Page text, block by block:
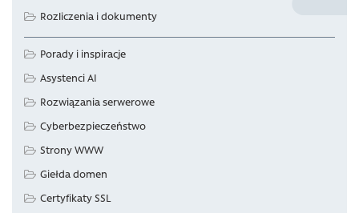
Rozliczenia i dokumenty
Porady i inspiracje
Asystenci AI
Rozwiązania serwerowe
Cyberbezpieczeństwo
Strony WWW
Giełda domen
Certyfikaty SSL